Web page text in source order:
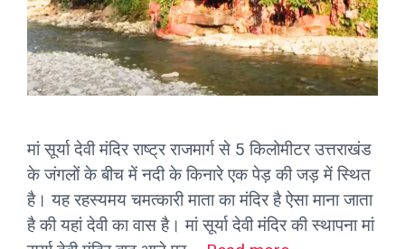
मां सूर्या देवी मंदिर राष्ट्र राजमार्ग से 5 किलोमीटर उत्तराखंड
के जंगलों के बीच में नदी के किनारे एक पेड़ की जड़ में स्थित
है। यह रहस्यमय चमत्कारी माता का मंदिर है ऐसा माना जाता
है की यहां देवी का वास है। मां सूर्या देवी मंदिर की स्थापना मां